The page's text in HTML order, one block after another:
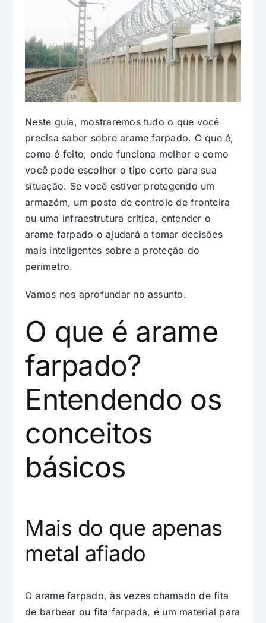
Neste guia, mostraremos tudo o que você
precisa saber sobre arame farpado. O que é,
como é feito, onde funciona melhor e como
você pode escolher o tipo certo para sua
situação. Se você estiver protegendo um
armazém, um posto de controle de fronteira
ou uma infraestrutura crítica, entender o
arame farpado o ajudará a tomar decisões
mais inteligentes sobre a proteção do
perímetro.
Vamos nos aprofundar no assunto.
O que é arame
farpado?
Entendendo os
conceitos
básicos
Mais do que apenas
metal afiado
O arame farpado, às vezes chamado de fita
de barbear ou fita farpada, é um material para